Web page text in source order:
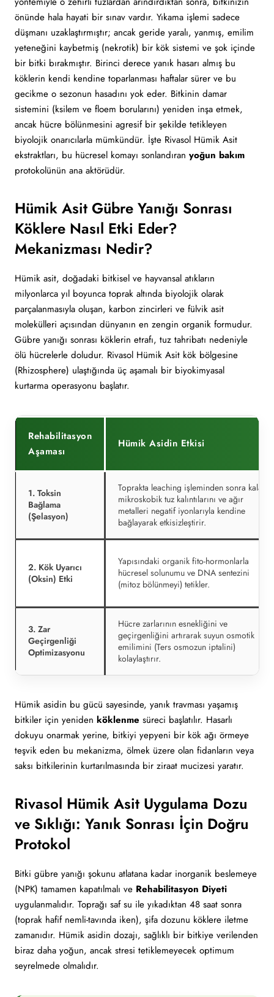
önünde hala hayati bir sınav vardır. Yıkama işlemi sadece
düşmanı uzaklaştırmıştır; ancak geride yaralı, yanmış, emilim
yeteneğini kaybetmiş (nekrotik) bir kök sistemi ve şok içinde
bir bitki bırakmıştır. Birinci derece yanık hasarı almış bu
köklerin kendi kendine toparlanması haftalar sürer ve bu
gecikme o sezonun hasadını yok eder. Bitkinin damar
sistemini (ksilem ve floem borularını) yeniden inşa etmek,
ancak hücre bölünmesini agresif bir şekilde tetikleyen
biyolojik onarıcılarla mümkündür. İşte Rivasol Hümik Asit
ekstraktları, bu hücresel komayı sonlandıran yoğun bakım
protokolünün ana aktörüdür.
Hümik Asit Gübre Yanığı Sonrası
Köklere Nasıl Etki Eder?
Mekanizması Nedir?
Hümik asit, doğadaki bitkisel ve hayvansal atıkların
milyonlarca yıl boyunca toprak altında biyolojik olarak
parçalanmasıyla oluşan, karbon zincirleri ve fülvik asit
molekülleri açısından dünyanın en zengin organik formudur.
Gübre yanığı sonrası köklerin etrafı, tuz tahribatı nedeniyle
ölü hücrelerle doludur. Rivasol Hümik Asit kök bölgesine
(Rhizosphere) ulaştığında üç aşamalı bir biyokimyasal
kurtarma operasyonu başlatır.
Rehabilitasyon
Aşaması
Hümik Asidin Etkisi
1. Toksin
Bağlama
(Şelasyon)
Toprakta leaching işleminden sonra kalan
mikroskobik tuz kalıntılarını ve ağır
metalleri negatif iyonlarıyla kendine
bağlayarak etkisizleştirir.
2. Kök Uyarıcı
(Oksin) Etki
Yapısındaki organik fito-hormonlarla
hücresel solunumu ve DNA sentezini
(mitoz bölünmeyi) tetikler.
3. Zar
Geçirgenliği
Optimizasyonu
Hücre zarlarının esnekliğini ve
geçirgenliğini artırarak suyun osmotik
emilimini (Ters osmozun iptalini)
kolaylaştırır.
Hümik asidin bu gücü sayesinde, yanık travması yaşamış
bitkiler için yeniden köklenme süreci başlatılır. Hasarlı
dokuyu onarmak yerine, bitkiyi yepyeni bir kök ağı örmeye
teşvik eden bu mekanizma, ölmek üzere olan fidanların veya
saksı bitkilerinin kurtarılmasında bir ziraat mucizesi yaratır.
Rivasol Hümik Asit Uygulama Dozu
ve Sıklığı: Yanık Sonrası İçin Doğru
Protokol
Bitki gübre yanığı şokunu atlatana kadar inorganik beslemeye
(NPK) tamamen kapatılmalı ve Rehabilitasyon Diyeti
uygulanmalıdır. Toprağı saf su ile yıkadıktan 48 saat sonra
(toprak hafif nemli-tavında iken), şifa dozunu köklere iletme
zamanıdır. Hümik asidin dozajı, sağlıklı bir bitkiye verilenden
biraz daha yoğun, ancak stresi tetiklemeyecek optimum
seyrelmede olmalıdır.